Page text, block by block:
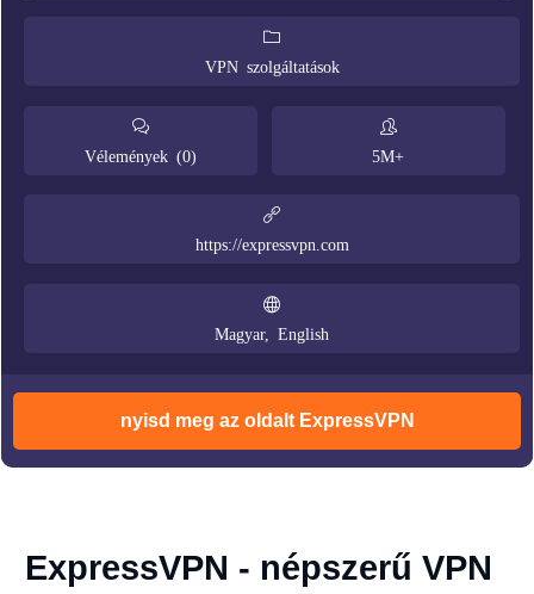
VPN szolgáltatások
Vélemények (0) 5M+
https://expressvpn.com
Magyar, English
nyisd meg az oldalt ExpressVPN
ExpressVPN - népszerű VPN